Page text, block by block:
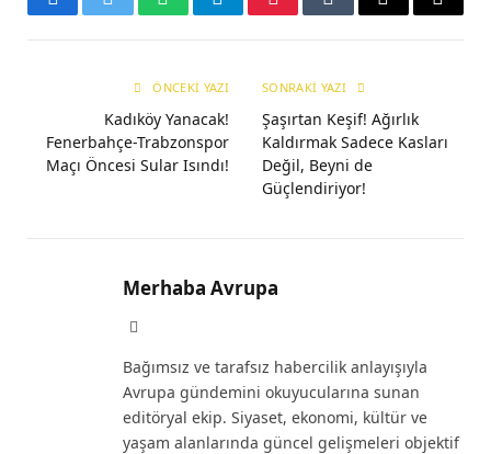
FacebookTwitterWhatsAppTelegramPinterestTumblrE-
Copy
ÖNCEKI YAZI
Kadıköy Yanacak!
Fenerbahçe-Trabzonspor
Maçı Öncesi Sular Isındı!
SONRAKI YAZI
Şaşırtan Keşif! Ağırlık
Kaldırmak Sadece Kasları
Değil, Beyni de
Güçlendiriyor!
Merhaba Avrupa
Bağımsız ve tarafsız habercilik anlayışıyla
Avrupa gündemini okuyucularına sunan
editöryal ekip. Siyaset, ekonomi, kültür ve
yaşam alanlarında güncel gelişmeleri objektif